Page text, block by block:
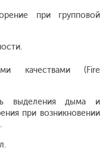
при групповой
качествами (Fire
выделения дыма и
при возникновении